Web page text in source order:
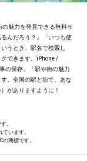
魅力を発見できる無料サ
んだろう？」「いつも使
うとき、駅名で検索し
できます。iPhone /
の保存」「駅や街の魅力
。全国の駅と街で、あな
がありますように！
。
います。
商標です。